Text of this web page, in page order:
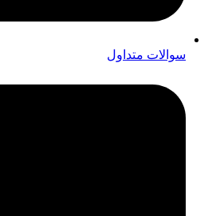
سوالات متداول